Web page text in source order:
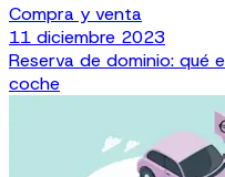
Compra y venta
11 diciembre 2023
Reserva de dominio: qué
coche